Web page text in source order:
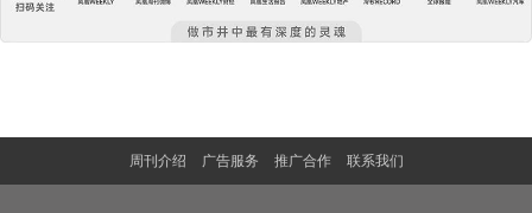
周刊介绍 广告服务 推广合作 联系我们